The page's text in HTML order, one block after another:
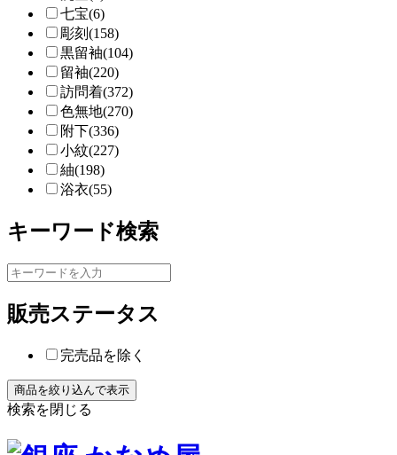
七宝(6)
彫刻(158)
黒留袖(104)
留袖(220)
訪問着(372)
色無地(270)
附下(336)
小紋(227)
紬(198)
浴衣(55)
キーワード検索
販売ステータス
完売品を除く
検索を閉じる